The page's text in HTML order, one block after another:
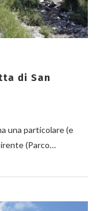
di San
una particolare (e
(Parco…